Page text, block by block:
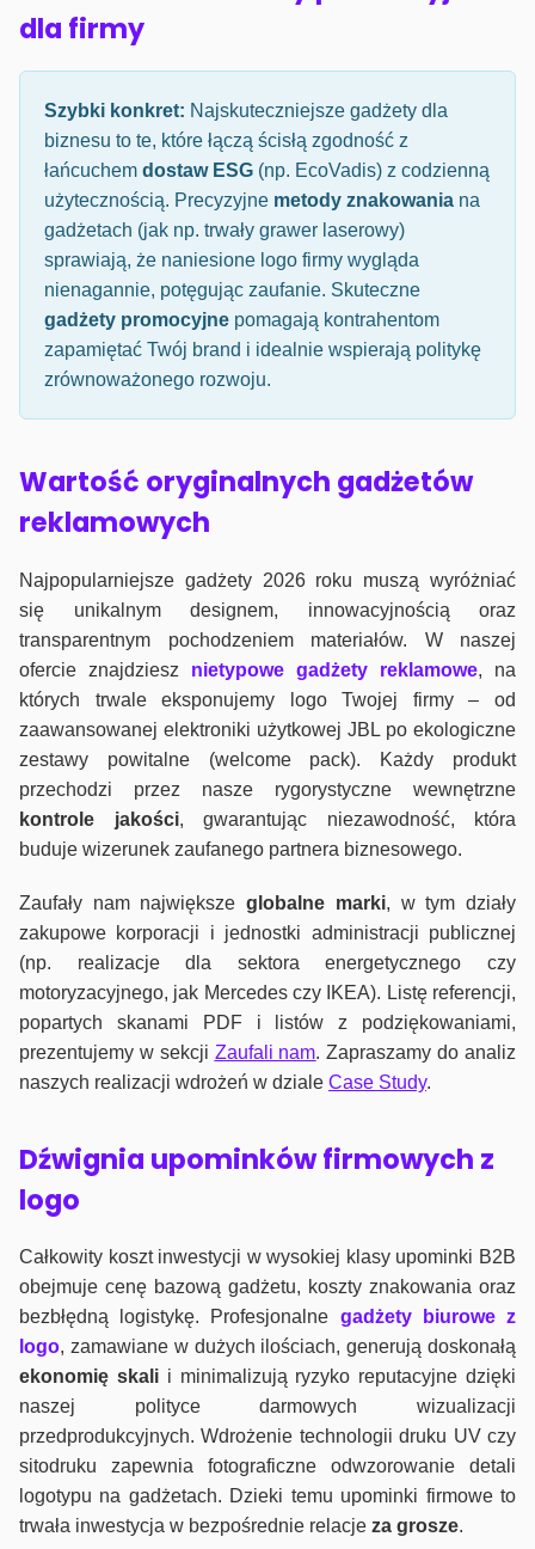
dla firmy
Szybki konkret: Najskuteczniejsze gadżety dla
biznesu to te, które łączą ścisłą zgodność z
łańcuchem dostaw ESG (np. EcoVadis) z codzienną
użytecznością. Precyzyjne metody znakowania na
gadżetach (jak np. trwały grawer laserowy)
sprawiają, że naniesione logo firmy wygląda
nienagannie, potęgując zaufanie. Skuteczne
gadżety promocyjne pomagają kontrahentom
zapamiętać Twój brand i idealnie wspierają politykę
zrównoważonego rozwoju.
Wartość oryginalnych gadżetów
reklamowych
Najpopularniejsze gadżety 2026 roku muszą wyróżniać
się unikalnym designem, innowacyjnością oraz
transparentnym pochodzeniem materiałów. W naszej
ofercie znajdziesz nietypowe gadżety reklamowe, na
których trwale eksponujemy logo Twojej firmy – od
zaawansowanej elektroniki użytkowej JBL po ekologiczne
zestawy powitalne (welcome pack). Każdy produkt
przechodzi przez nasze rygorystyczne wewnętrzne
kontrole jakości, gwarantując niezawodność, która
buduje wizerunek zaufanego partnera biznesowego.
Zaufały nam największeglobalne marki, w tym działy
zakupowe korporacji i jednostki administracji publicznej
(np. realizacje dla sektora energetycznego czy
motoryzacyjnego, jak Mercedes czy IKEA). Listę referencji,
popartych skanami PDF i listów z podziękowaniami,
prezentujemy w sekcji Zaufali nam. Zapraszamy do analiz
naszych realizacji wdrożeń w dziale Case Study.
Dźwignia upominków firmowych z
logo
Całkowity koszt inwestycji w wysokiej klasy upominki B2B
obejmuje cenę bazową gadżetu, koszty znakowania oraz
bezbłędną logistykę. Profesjonalne gadżety biurowe z
logo, zamawiane w dużych ilościach, generują doskonałą
ekonomię skalii minimalizują ryzyko reputacyjne dzięki
naszej polityce darmowych wizualizacji
przedprodukcyjnych. Wdrożenie technologii druku UV czy
sitodruku zapewnia fotograficzne odwzorowanie detali
logotypu na gadżetach. Dzieki temu upominki firmowe to
trwała inwestycja w bezpośrednie relacje za grosze.